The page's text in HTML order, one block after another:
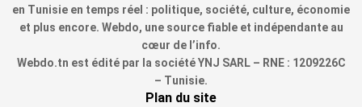
en Tunisie en temps réel : politique, société, culture, économie
et plus encore. Webdo, une source fiable et indépendante au
cœur de l’info.
Webdo.tn est édité par la société YNJ SARL – RNE : 1209226C
– Tunisie.
Plan du site